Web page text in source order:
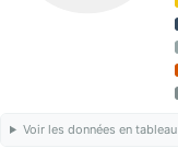
Voir les données en tableau